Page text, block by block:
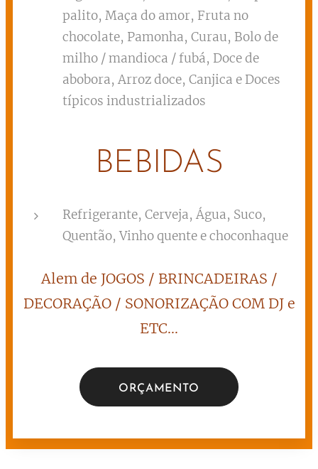
palito, Maça do amor, Fruta no
chocolate, Pamonha, Curau, Bolo de
milho / mandioca / fubá, Doce de
abobora, Arroz doce, Canjica e Doces
típicos industrializados
BEBIDAS
Refrigerante, Cerveja, Água, Suco,
Quentão, Vinho quente e choconhaque
Alem de JOGOS / BRINCADEIRAS /
DECORAÇÃO / SONORIZAÇÃO COM DJ e
ETC...
ORÇAMENTO